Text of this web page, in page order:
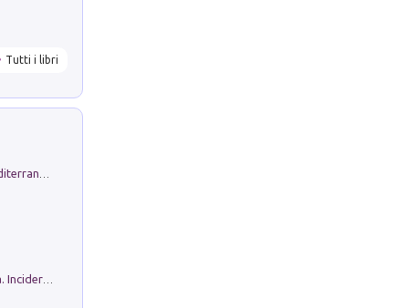
Tutti i libri
Ho Camminato Alla Luce Della Storia. Incidere per Pasolini. Quaderni di Incisione Contemporanea n 30